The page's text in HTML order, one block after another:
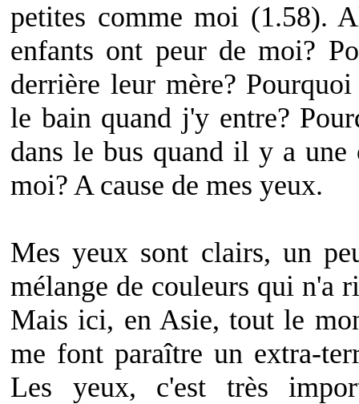
petites comme moi (1.58).
enfants ont peur de moi?
derrière leur mère?
le bain quand j'y entre?
dans le bus quand il y a
moi? A cause de mes yeux.
Mes yeux sont clairs, un
mélange de couleurs qui n'a
Mais ici, en Asie, tout le
me font paraître un extra-
Les yeux, c'est très